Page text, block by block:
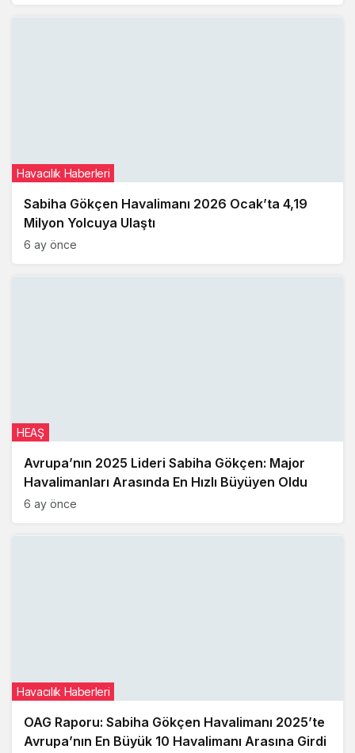
Sabiha Gökçen Havalimanı 2026 Ocak’ta 4,19
Milyon Yolcuya Ulaştı
Havacılık Haberleri
6 ay önce
Avrupa’nın 2025 Lideri Sabiha Gökçen: Major
Havalimanları Arasında En Hızlı Büyüyen Oldu
HEAŞ
6 ay önce
OAG Raporu: Sabiha Gökçen Havalimanı 2025’te
Avrupa’nın En Büyük 10 Havalimanı Arasına Girdi
Havacılık Haberleri